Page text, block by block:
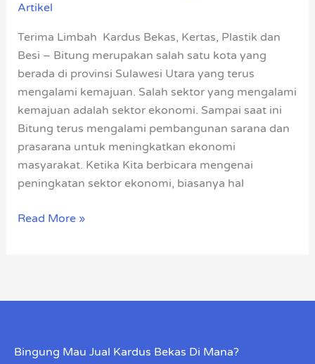
Artikel
Terima Limbah Kardus Bekas, Kertas, Plastik dan
Besi – Bitung merupakan salah satu kota yang
berada di provinsi Sulawesi Utara yang terus
mengalami kemajuan. Salah sektor yang mengalami
kemajuan adalah sektor ekonomi. Sampai saat ini
Bitung terus mengalami pembangunan sarana dan
prasarana untuk meningkatkan ekonomi
masyarakat. Ketika Kita berbicara mengenai
peningkatan sektor ekonomi, biasanya hal
Bekas
Read More »
Bingung Mau Jual Kardus Bekas Di Mana?